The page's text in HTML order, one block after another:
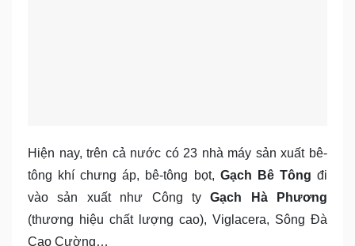
Hiện nay, trên cả nước có 23 nhà máy sản xuất bê-
tông khí chưng áp, bê-tông bọt, Gạch Bê Tông đi
vào sản xuất như Công tyGạch Hà Phương
(thương hiệu chất lượng cao), Viglacera, Sông Đà
Cao Cường…